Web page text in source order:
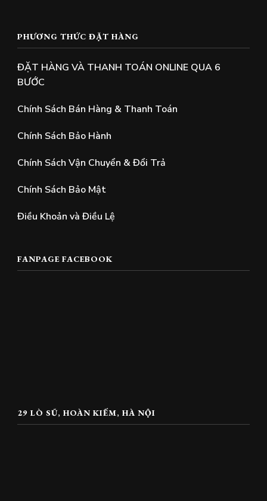
PHƯƠNG THỨC ĐẶT HÀNG
ĐẶT HÀNG VÀ THANH TOÁN ONLINE QUA 6
BƯỚC
Chính Sách Bán Hàng & Thanh Toán
Chính Sách Bảo Hành
Chính Sách Vận Chuyển & Đổi Trả
Chính Sách Bảo Mật
Điều Khoản và Điều Lệ
FANPAGE FACEBOOK
29 LÒ SŨ, HOÀN KIẾM, HÀ NỘI